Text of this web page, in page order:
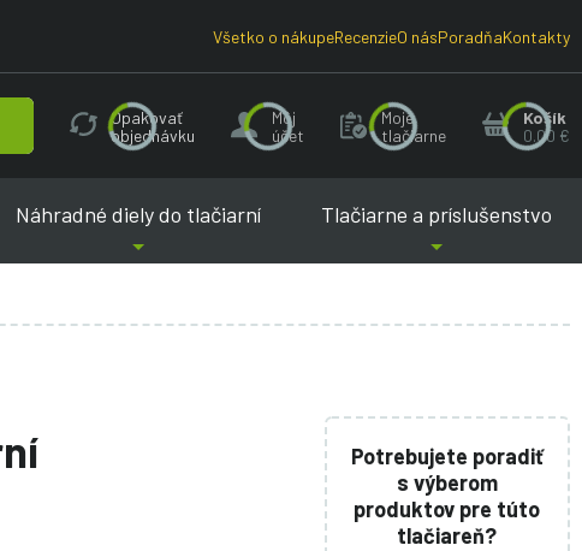
Všetko o nákupeRecenzieO násPoradňaKontakty
Opakovať
objednávku
Môj
účet
Moje
tlačiarne
Košík
0.00 €
Náhradné diely do tlačiarní Tlačiarne a príslušenstvo
Potrebujete poradiť
s výberom
produktov pre túto
tlačiareň?